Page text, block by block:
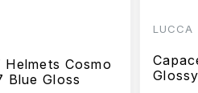
Cosmo
Blue Gloss
LUCCA